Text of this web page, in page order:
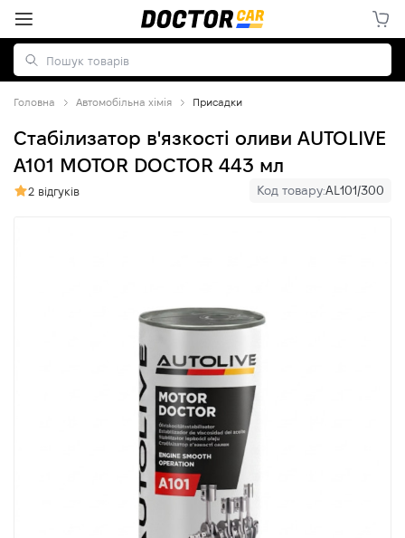
Головна Автомобільна хімія Присадки
Стабілизатор в'язкості оливи AUTOLIVE
A101 MOTOR DOCTOR 443 мл
2 відгуків Код товару:AL101/300